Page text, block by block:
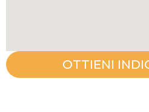
OTTIENI